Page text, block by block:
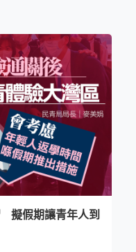
擬假期讓青年人到